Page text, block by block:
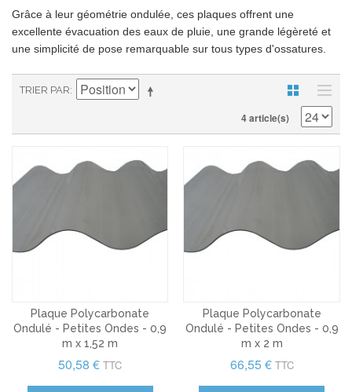
Grâce à leur géométrie ondulée, ces plaques offrent une
excellente évacuation des eaux de pluie, une grande légèreté et
une simplicité de pose remarquable sur tous types d'ossatures.
TRIER PAR
4 article(s)
Plaque Polycarbonate
Ondulé - Petites Ondes - 0,9
m x 1,52 m
50,58 € TTC
Plaque Polycarbonate
Ondulé - Petites Ondes - 0,9
m x 2 m
66,55 € TTC